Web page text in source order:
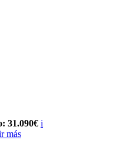
31.090€ i
más